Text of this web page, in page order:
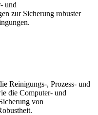
und
zur Sicherung robuster
Reinigungs-, Prozess- und
die Computer- und
von